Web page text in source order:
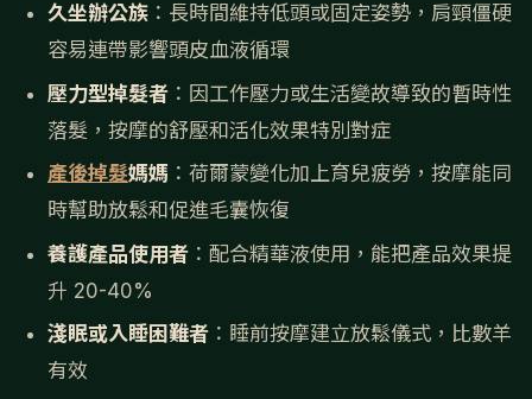
久坐辦公族 ：長時間維持低頭或固定姿勢，肩頸僵硬
容易連帶影響頭皮血液循環
壓力型掉髮者 ：因工作壓力或生活變故導致的暫時性
落髮，按摩的舒壓和活化效果特別對症
產後掉髮媽媽 ：荷爾蒙變化加上育兒疲勞，按摩能同
時幫助放鬆和促進毛囊恢復
養護產品使用者 ：配合精華液使用，能把產品效果提
升 20-40%
淺眠或入睡困難者 ：睡前按摩建立放鬆儀式，比數羊
有效